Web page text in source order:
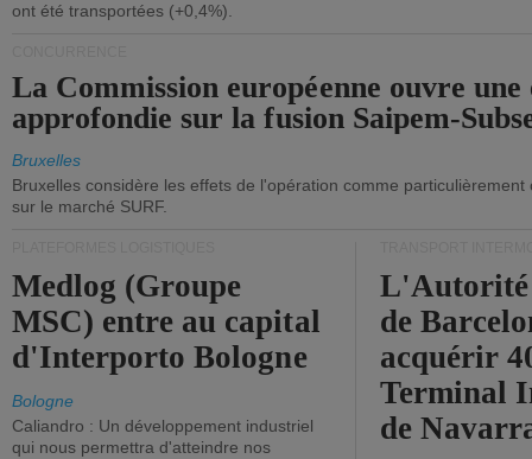
ont été transportées (+0,4%).
La Commission européenne ouvre une
approfondie sur la fusion Saipem-
Bruxelles
Bruxelles considère les effets de l'opération comme
sur le marché SURF.
Medlog (Groupe
MSC) entre au capital
d'Interporto Bologne
Bologne
Caliandro : Un développement industriel
qui nous permettra d'atteindre nos
de
acquérir
Terminal
de